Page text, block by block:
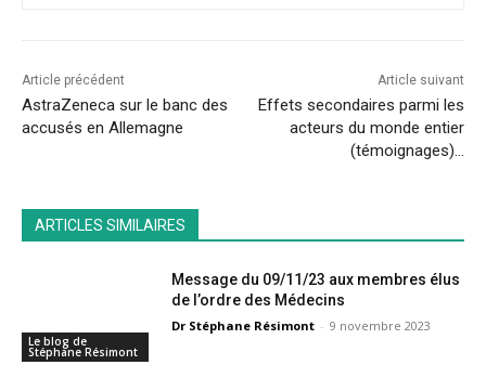
Article précédent
AstraZeneca sur le banc des
accusés en Allemagne
Article suivant
Effets secondaires parmi les
acteurs du monde entier
(témoignages)…
ARTICLES SIMILAIRES
Le blog de
Stéphane Résimont
Message du 09/11/23 aux membres élus
de l’ordre des Médecins
Dr Stéphane Résimont - 9 novembre 2023